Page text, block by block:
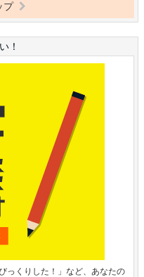
プ
！
っくりした！」など、あなたの